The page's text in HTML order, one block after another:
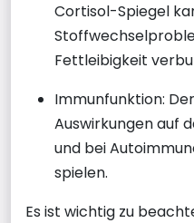
Cortisol-Spiegel
Fettleibigkeit
Immunfunktion:
Auswirkungen auf
und bei
spielen.
Es ist wichtig zu